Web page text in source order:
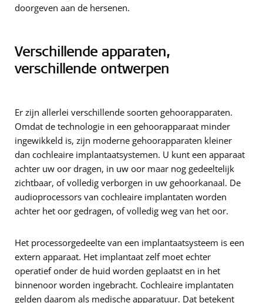
doorgeven aan de hersenen.
Verschillende apparaten,
verschillende ontwerpen
Er zijn allerlei verschillende soorten gehoorapparaten.
Omdat de technologie in een gehoorapparaat minder
ingewikkeld is, zijn moderne gehoorapparaten kleiner
dan cochleaire implantaatsystemen. U kunt een apparaat
achter uw oor dragen, in uw oor maar nog gedeeltelijk
zichtbaar, of volledig verborgen in uw gehoorkanaal. De
audioprocessors van cochleaire implantaten worden
achter het oor gedragen, of volledig weg van het oor.
Het processorgedeelte van een implantaatsysteem is een
extern apparaat. Het implantaat zelf moet echter
operatief onder de huid worden geplaatst en in het
binnenoor worden ingebracht. Cochleaire implantaten
gelden daarom als medische apparatuur. Dat betekent